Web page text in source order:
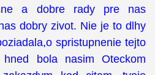
a dobre rady pre nas
dobry zivot. Nie je to dlhy
spristupnenie tejto
bola nasim Oteckom